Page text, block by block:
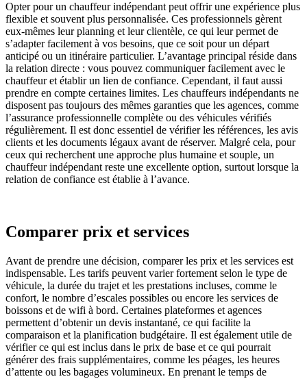
Opter pour un chauffeur indépendant peut offrir une expérience plus
flexible et souvent plus personnalisée. Ces professionnels gèrent
eux-mêmes leur planning et leur clientèle, ce qui leur permet de
s’adapter facilement à vos besoins, que ce soit pour un départ
anticipé ou un itinéraire particulier. L’avantage principal réside dans
la relation directe : vous pouvez communiquer facilement avec le
chauffeur et établir un lien de confiance. Cependant, il faut aussi
prendre en compte certaines limites. Les chauffeurs indépendants ne
disposent pas toujours des mêmes garanties que les agences, comme
l’assurance professionnelle complète ou des véhicules vérifiés
régulièrement. Il est donc essentiel de vérifier les références, les avis
clients et les documents légaux avant de réserver. Malgré cela, pour
ceux qui recherchent une approche plus humaine et souple, un
chauffeur indépendant reste une excellente option, surtout lorsque la
relation de confiance est établie à l’avance.
Comparer prix et services
Avant de prendre une décision, comparer les prix et les services est
indispensable. Les tarifs peuvent varier fortement selon le type de
véhicule, la durée du trajet et les prestations incluses, comme le
confort, le nombre d’escales possibles ou encore les services de
boissons et de wifi à bord. Certaines plateformes et agences
permettent d’obtenir un devis instantané, ce qui facilite la
comparaison et la planification budgétaire. Il est également utile de
vérifier ce qui est inclus dans le prix de base et ce qui pourrait
générer des frais supplémentaires, comme les péages, les heures
d’attente ou les bagages volumineux. En prenant le temps de